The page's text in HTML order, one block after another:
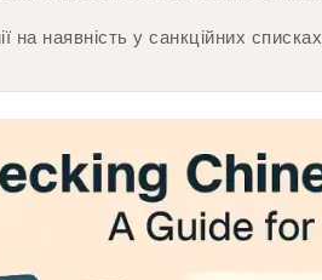
на наявність у санкційних списках